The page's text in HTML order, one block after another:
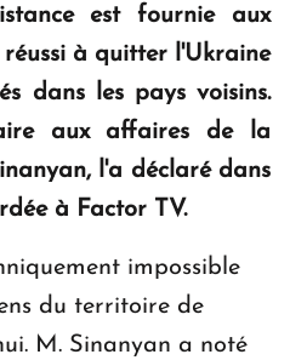
Regency d'Arménie
Dilijan
est fournie aux
à quitter l'Ukraine
dans les pays voisins.
aux affaires de la
l'a déclaré dans
à Factor TV.
impossible
du territoire de
M. Sinanyan a noté